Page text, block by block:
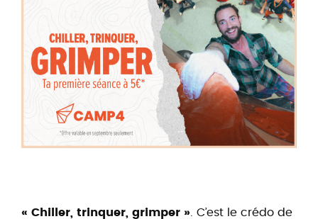
« Chiller, trinquer, grimper » . C’est le crédo de